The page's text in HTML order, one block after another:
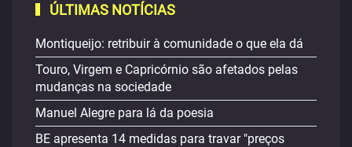
ÚLTIMAS NOTÍCIAS
Montiqueijo: retribuir à comunidade o que ela dá
Touro, Virgem e Capricórnio são afetados pelas
mudanças na sociedade
Manuel Alegre para lá da poesia
BE apresenta 14 medidas para travar "preços